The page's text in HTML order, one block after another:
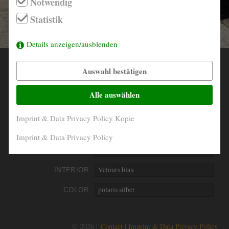
YEAR 1975
141.780 Km
INTERIOR Velours blau
COLOR polaris silber
© 2026 | Contact Imprint & Data Privacy Policy
Statistik
Details anzeigen/ausblenden
Auswahl bestätigen
Alle auswählen
Imprint & Data Privacy Policy Kopie
Imprint & Data Privacy Policy